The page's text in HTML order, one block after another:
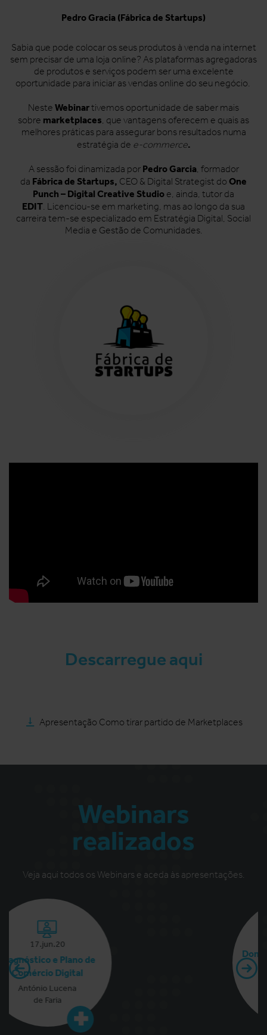
Pedro Gracia (Fábrica de Startups)
Sabia que pode colocar os seus produtos à venda na internet
sem precisar de uma loja online? As plataformas agregadoras
de produtos e serviços podem ser uma excelente
oportunidade para iniciar as vendas online do seu negócio.
Neste Webinartivemos oportunidade de saber mais
sobre marketplaces, que vantagens oferecem e quais as
melhores práticas para assegurar bons resultados numa
estratégia de e-commerce.
A sessão foi dinamizada por Pedro Garcia, formador
da Fábrica de Startups, CEO & Digital Strategist do One
Punch – Digital Creative Studio e, ainda, tutor da
EDIT. Licenciou-se em marketing, mas ao longo da sua
carreira tem-se especializado em Estratégia Digital, Social
Media e Gestão de Comunidades.
Descarregue aqui
Apresentação Como tirar partido de Marketplaces
Webinars
realizados
Veja aqui todos os Webinars e aceda às apresentações.
Domínios, Contas E Email
António Lucena